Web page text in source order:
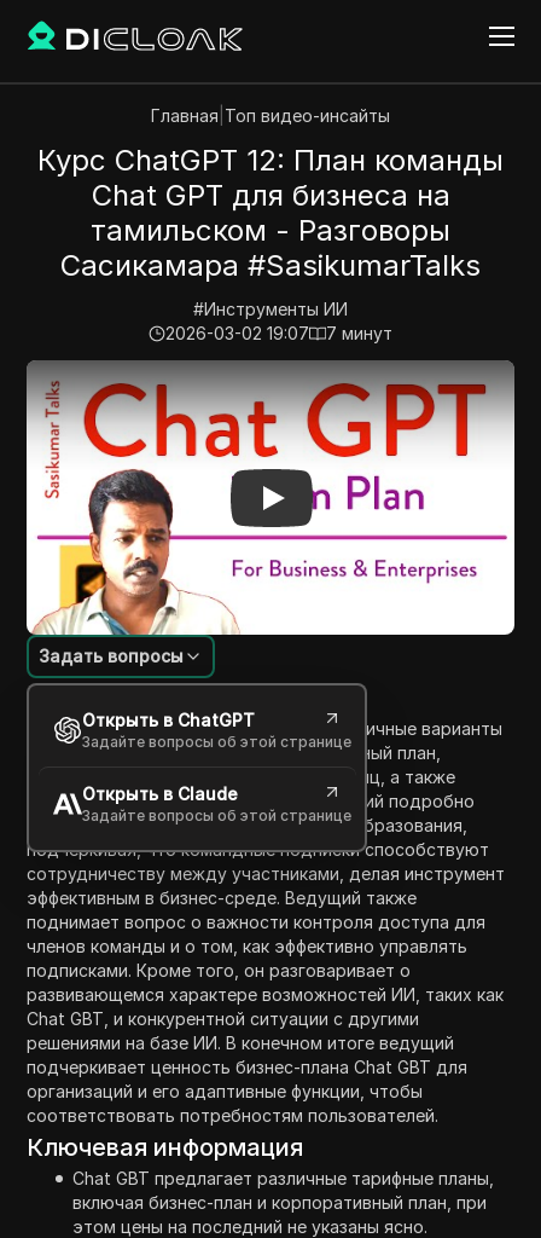
Главная Топ видео-инсайты
Курс ChatGPT 12: План команды
Chat GPT для бизнеса на
тамильском - Разговоры
Сасикамара #SasikumarTalks
#Инструменты ИИ
2026-03-02 19:07
7 минут
Play Video:Курс ChatGPT 12: План команды Chat
Введение в содержание
Задать вопросы
Открыть в ChatGPT
Задайте вопросы об этой странице
Открыть в Claude
Задайте вопросы об этой странице
В этом видео ведущий обсуждает различные варианты
подписки на Chat GBT, включая командный план,
стоящий 25 долларов с человека в месяц, а также
доступный корпоративный план. Ведущий подробно
объясняет, как работает модель ценообразования,
подчеркивая, что командные подписки способствуют
сотрудничеству между участниками, делая инструмент
эффективным в бизнес-среде. Ведущий также
поднимает вопрос о важности контроля доступа для
членов команды и о том, как эффективно управлять
подписками. Кроме того, он разговаривает о
развивающемся характере возможностей ИИ, таких как
Chat GBT, и конкурентной ситуации с другими
решениями на базе ИИ. В конечном итоге ведущий
подчеркивает ценность бизнес-плана Chat GBT для
организаций и его адаптивные функции, чтобы
соответствовать потребностям пользователей.
Ключевая информация
Chat GBT предлагает различные тарифные планы,
включая бизнес-план и корпоративный план, при
этом цены на последний не указаны ясно.